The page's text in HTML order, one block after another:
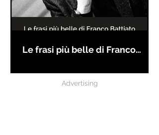
Le frasi più belle di Franco
Advertising